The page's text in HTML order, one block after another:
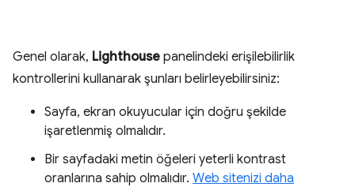
Genel olarak, Lighthouse panelindeki erişilebilirlik
kontrollerini kullanarak şunları belirleyebilirsiniz:
Sayfa, ekran okuyucular için doğru şekilde
işaretlenmiş olmalıdır.
Bir sayfadaki metin öğeleri yeterli kontrast
oranlarına sahip olmalıdır. Web sitenizi daha